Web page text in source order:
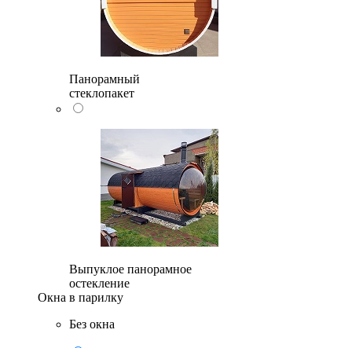
Панорамный
стеклопакет
Выпуклое панорамное
остекление
Окна в парилку
Без окна